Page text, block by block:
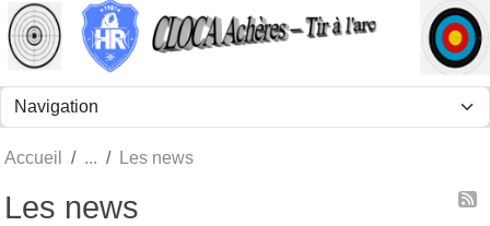
Accueil Les news
Les news
Panneau de gestion des cookies